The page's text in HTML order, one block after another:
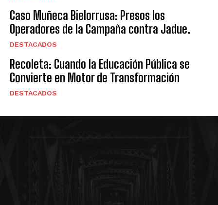
Caso Muñeca Bielorrusa: Presos los
Operadores de la Campaña contra Jadue.
DESTACADOS
Recoleta: Cuando la Educación Pública se
Convierte en Motor de Transformación
DESTACADOS